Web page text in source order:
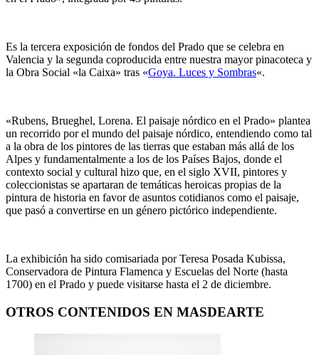
Es la tercera exposición de fondos del Prado que se celebra en
Valencia y la segunda coproducida entre nuestra mayor pinacoteca y
la Obra Social «la Caixa» tras «Goya. Luces y Sombras«.
«Rubens, Brueghel, Lorena. El paisaje nórdico en el Prado» plantea
un recorrido por el mundo del paisaje nórdico, entendiendo como tal
a la obra de los pintores de las tierras que estaban más allá de los
Alpes y fundamentalmente a los de los Países Bajos, donde el
contexto social y cultural hizo que, en el siglo XVII, pintores y
coleccionistas se apartaran de temáticas heroicas propias de la
pintura de historia en favor de asuntos cotidianos como el paisaje,
que pasó a convertirse en un género pictórico independiente.
La exhibición ha sido comisariada por Teresa Posada Kubissa,
Conservadora de Pintura Flamenca y Escuelas del Norte (hasta
1700) en el Prado y puede visitarse hasta el 2 de diciembre.
OTROS CONTENIDOS EN MASDEARTE